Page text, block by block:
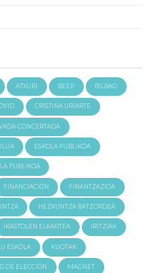
ATXURI BEEP BILBAO
CRISTINA URIARTE
CONCERTADA
ESKOLA PUBLIKOA
PUBLIKOA
FINANCIACIÓN FINANTZAZIOA
HEZKUNTZA BATZORDEA
IKASTOLEN ELKARTEA IRITZIAK
ESKOLA KUOTAK
DE ELECCIÓN MAGNET